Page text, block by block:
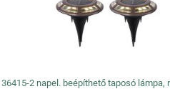
36415-2 napel. beépíthető taposó lámpa,